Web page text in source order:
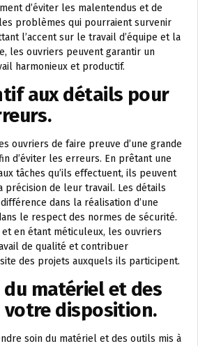
d’éviter les malentendus et de
problèmes qui pourraient survenir
l’accent sur le travail d’équipe et la
les ouvriers peuvent garantir un
harmonieux et productif.
aux détails pour
ouvriers de faire preuve d’une grande
d’éviter les erreurs. En prêtant une
tâches qu’ils effectuent, ils peuvent
précision de leur travail. Les détails
dans la réalisation d’une
le respect des normes de sécurité.
en étant méticuleux, les ouvriers
de qualité et contribuer
des projets auxquels ils participent.
du matériel et des
votre disposition.
soin du matériel et des outils mis à